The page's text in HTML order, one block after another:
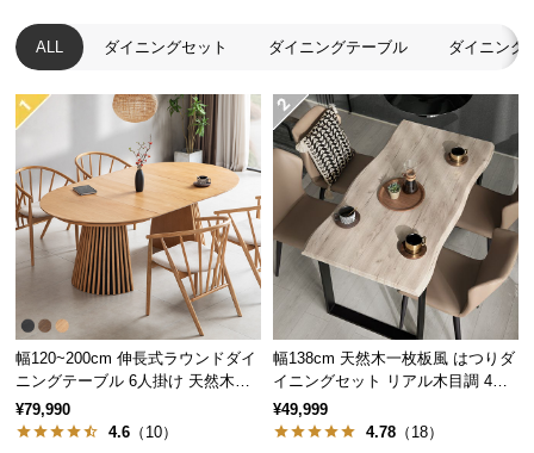
に
つ
い
て
入
経
路
に
ALL ダイニングセット ダイニングテーブル ダイニング
幅120~200cm 伸長式ラウンドダイ
ニングテーブル 6人掛け 天然木突
板 美しい格子デザイン
¥79,990
4.6 （10）
幅138cm 天然木一枚板風 はつりダ
イニングセット リアル木目調 4人
掛け チェア4脚セット
¥49,999
4.78 （18）